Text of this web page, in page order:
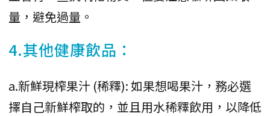
量，避免過量。
4.其他健康飲品：
a.新鮮現榨果汁 (稀釋): 如果想喝果汁，務必選
擇自己新鮮榨取的，並且用水稀釋飲用，以降低